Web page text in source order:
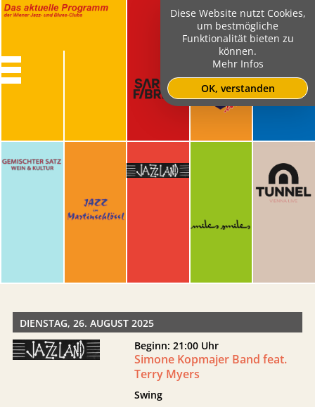
DIENSTAG, 26. AUGUST 2025
Beginn: 21:00 Uhr
Simone Kopmajer Band feat.
Terry Myers
Swing
Diese Website nutzt Cookies,
um bestmögliche
Funktionalität bieten zu
können.
Mehr Infos
OK, verstanden